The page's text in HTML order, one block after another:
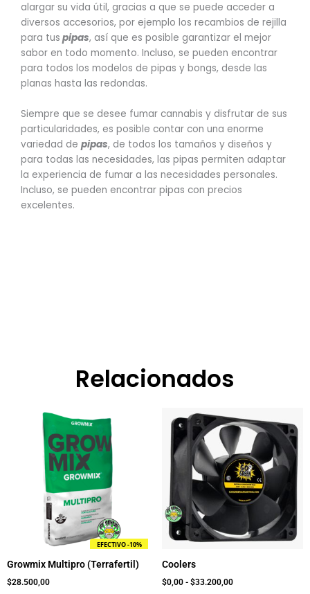
alargar su vida útil, gracias a que se puede acceder a
diversos accesorios, por ejemplo los recambios de rejilla
para tus pipas, así que es posible garantizar el mejor
sabor en todo momento. Incluso, se pueden encontrar
para todos los modelos de pipas y bongs, desde las
planas hasta las redondas.
Siempre que se desee fumar cannabis y disfrutar de sus
particularidades, es posible contar con una enorme
variedad de pipas, de todos los tamaños y diseños y
para todas las necesidades, las pipas permiten adaptar
la experiencia de fumar a las necesidades personales.
Incluso, se pueden encontrar pipas con precios
excelentes.
Relacionados
EFECTIVO -10%
Growmix Multipro (Terrafertil)
$28.500,00
Coolers
$0,00 - $33.200,00
de
precios:
desde
$0,00
hasta
$33.200,00
tiene
se
pueden